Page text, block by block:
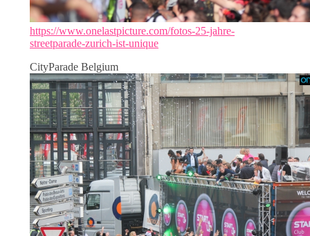
https://www.onelastpicture.com/fotos-25-jahre-
streetparade-zurich-ist-unique
CityParade Belgium